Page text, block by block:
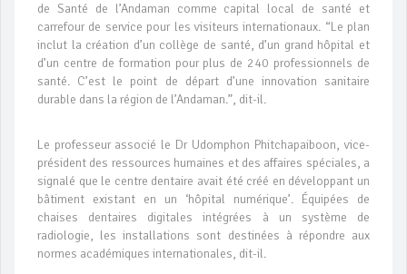
de Santé de l’Andaman comme capital local de santé et
carrefour de service pour les visiteurs internationaux. “Le plan
inclut la création d’un collège de santé, d’un grand hôpital et
d’un centre de formation pour plus de 240 professionnels de
santé. C’est le point de départ d’une innovation sanitaire
durable dans la région de l’Andaman.”, dit-il.
Le professeur associé le Dr Udomphon Phitchapaiboon, vice-
président des ressources humaines et des affaires spéciales, a
signalé que le centre dentaire avait été créé en développant un
bâtiment existant en un ‘hôpital numérique’. Équipées de
chaises dentaires digitales intégrées à un système de
radiologie, les installations sont destinées à répondre aux
normes académiques internationales, dit-il.